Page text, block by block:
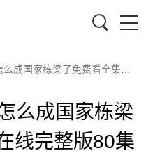
栋梁了免费看全集｜在线完整版80集
么成国家栋梁
线完整版80集